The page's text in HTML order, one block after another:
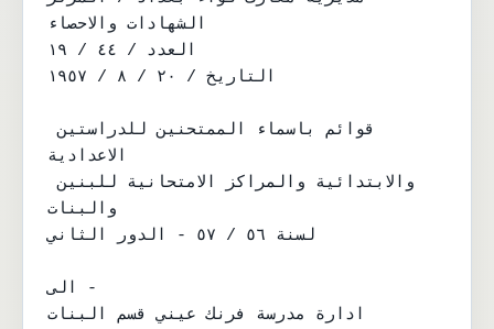
الشهادات والاحصاء
العدد / ٤٤ / ١٩
التاريخ / ٢٠ / ٨ / ١٩٥٧
قوائم باسماء الممتحنين للدراستين
الاعدادية
والابتدائية والمراكز الامتحانية للبنين
والبنات
لسنة ٥٦ / ٥٧ - الدور الثاني
الى -
ادارة مدرسة فرنك عيني قسم البنات